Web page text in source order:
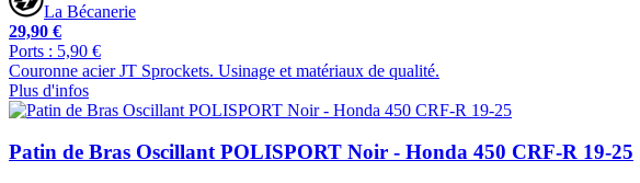
La Bécanerie
29,90 €
Ports : 5,90 €
Couronne acier JT Sprockets. Usinage et matériaux de qualité.
Plus d'infos
Patin de Bras Oscillant POLISPORT Noir - Honda 450 CRF-R 19-25